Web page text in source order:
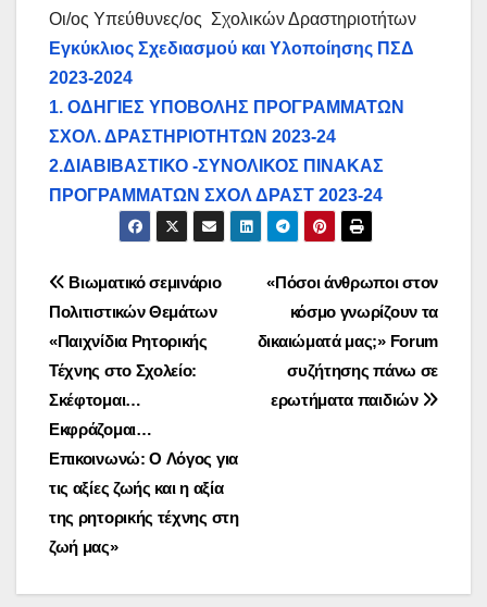
Οι/ος Υπεύθυνες/ος Σχολικών Δραστηριοτήτων
Εγκύκλιος Σχεδιασμού και Υλοποίησης ΠΣΔ
2023-2024
1. ΟΔΗΓΙΕΣ ΥΠΟΒΟΛΗΣ ΠΡΟΓΡΑΜΜΑΤΩΝ
ΣΧΟΛ. ΔΡΑΣΤΗΡΙΟΤΗΤΩΝ 2023-24
2.ΔΙΑΒΙΒΑΣΤΙΚΟ -ΣΥΝΟΛΙΚΟΣ ΠΙΝΑΚΑΣ
ΠΡΟΓΡΑΜΜΑΤΩΝ ΣΧΟΛ ΔΡΑΣΤ 2023-24
Πλοήγηση
άρθρων
«Πόσοι άνθρωποι στον
κόσμο γνωρίζουν τα
δικαιώματά μας;» Forum
συζήτησης πάνω σε
ερωτήματα παιδιών
Βιωματικό σεμινάριο
Πολιτιστικών Θεμάτων
«Παιχνίδια Ρητορικής
Τέχνης στο Σχολείο:
Σκέφτομαι…
Εκφράζομαι…
Επικοινωνώ: O Λόγος για
τις αξίες ζωής και η αξία
της ρητορικής τέχνης στη
ζωή μας»